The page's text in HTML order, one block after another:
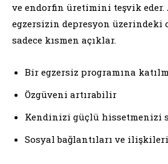
ve endorfin üretimini teşvik eder.
egzersizin depresyon
sadece kısmen açıklar.
Bir egzersiz programına
Özgüveni artırabilir
Kendinizi güçlü hissetmenizi
Sosyal bağlantıları ve